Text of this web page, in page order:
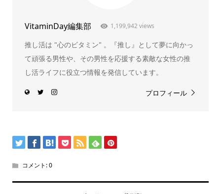
VitaminDay編集部 1,199,942 views
推し活は "心のビタミン" 。『推し』として夢に向かっ
て頑張る男性や、その男性を応援する素敵な女性の推
し活ライフに役立つ情報を発信しています。
プロフィール
コメント:0